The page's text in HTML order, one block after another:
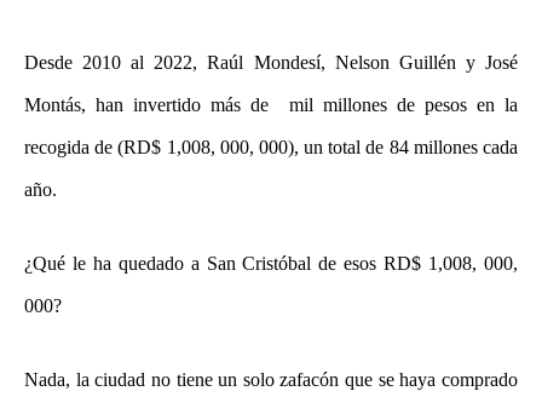
Desde 2010 al 2022, Raúl Mondesí, Nelson Guillén y José
Montás, han invertido más de mil millones de pesos en la
recogida de (RD$ 1,008, 000, 000), un total de 84 millones cada
año.
¿Qué le ha quedado a San Cristóbal de esos RD$ 1,008, 000,
000?
Nada, la ciudad no tiene un solo zafacón que se haya comprado